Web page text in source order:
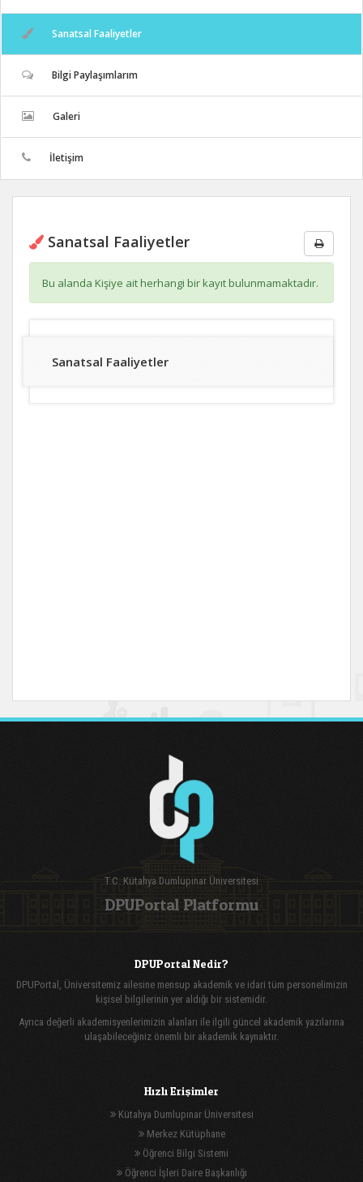
Sanatsal Faaliyetler
Bilgi Paylaşımlarım
Galeri
İletişim
Sanatsal Faaliyetler
Bu alanda Kişiye ait herhangi bir kayıt bulunmamaktadır.
Sanatsal Faaliyetler
T.C. Kütahya Dumlupınar Üniversitesi
DPUPortal Platformu
DPUPortal Nedir?
DPUPortal, Üniversitemiz ailesine mensup akademik ve idari tüm personelimizin
kişisel bilgilerinin yer aldığı bir sistemidir.
Ayrıca değerli akademisyenlerimizin alanları ile ilgili güncel akademik yazılarına
ulaşabileceğiniz önemli bir akademik kaynaktır.
Hızlı Erişimler
Kütahya Dumlupınar Üniversitesi
Merkez Kütüphane
Öğrenci Bilgi Sistemi
Öğrenci İşleri Daire Başkanlığı